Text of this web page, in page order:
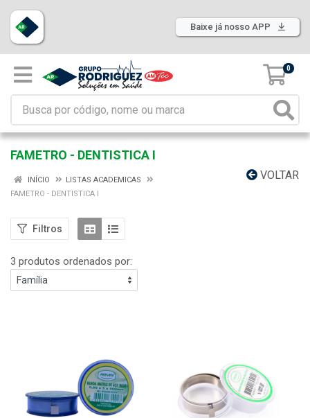
Baixe já nosso APP
0
FAMETRO - DENTISTICA I
VOLTAR
INÍCIO
LISTAS ACADEMICAS
FAMETRO - DENTISTICA I
Filtros
3 produtos ordenados por: